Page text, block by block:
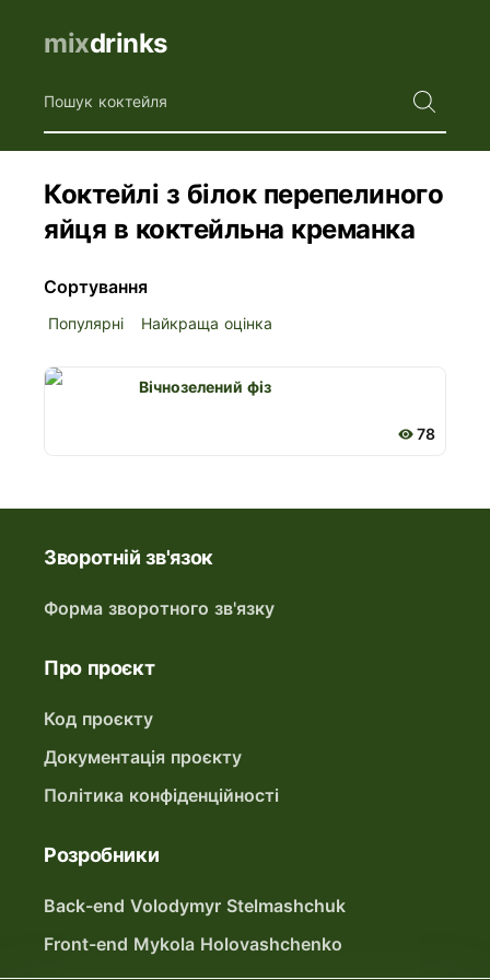
mixdrinks
Пошук коктейля
Коктейлі з білок перепелиного
яйця в коктейльна креманка
Сортування
Популярні Найкраща оцінка
78
Вічнозелений фіз
Зворотній зв'язок
Форма зворотного зв'язку
Про проєкт
Код проєкту
Документація проєкту
Політика конфіденційності
Розробники
Back-end Volodymyr Stelmashchuk
Front-end Mykola Holovashchenko